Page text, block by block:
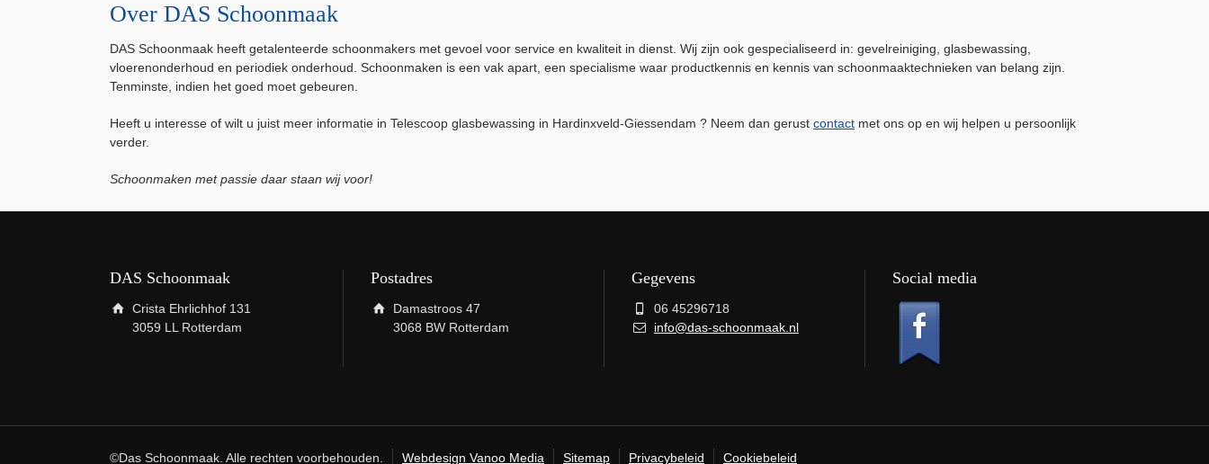
Over DAS Schoonmaak
DAS Schoonmaak heeft getalenteerde schoonmakers met gevoel voor service en kwaliteit in dienst. Wij zijn ook gespecialiseerd in: gevelreiniging, glasbewassing,
vloerenonderhoud en periodiek onderhoud. Schoonmaken is een vak apart, een specialisme waar productkennis en kennis van schoonmaaktechnieken van belang zijn.
Tenminste, indien het goed moet gebeuren.
Heeft u interesse of wilt u juist meer informatie in Telescoop glasbewassing in Hardinxveld-Giessendam ? Neem dan gerust contact met ons op en wij helpen u persoonlijk
verder.
Schoonmaken met passie daar staan wij voor!
DAS Schoonmaak
Crista Ehrlichhof 131
3059 LL Rotterdam
Postadres
Damastroos 47
3068 BW Rotterdam
Gegevens
06 45296718
info@das-schoonmaak.nl
Social media
©Das Schoonmaak. Alle rechten voorbehouden. Webdesign Vanoo Media Sitemap Privacybeleid Cookiebeleid